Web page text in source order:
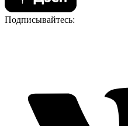
Подписывайтесь: